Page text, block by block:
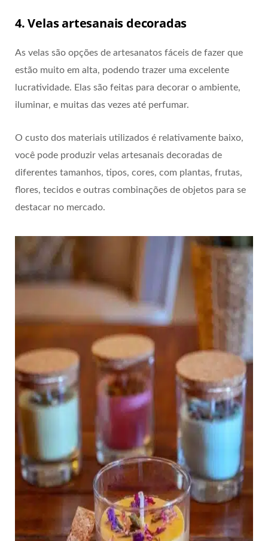
4. Velas artesanais decoradas
As velas são opções de artesanatos fáceis de fazer que
estão muito em alta, podendo trazer uma excelente
lucratividade. Elas são feitas para decorar o ambiente,
iluminar, e muitas das vezes até perfumar.
O custo dos materiais utilizados é relativamente baixo,
você pode produzir velas artesanais decoradas de
diferentes tamanhos, tipos, cores, com plantas, frutas,
flores, tecidos e outras combinações de objetos para se
destacar no mercado.